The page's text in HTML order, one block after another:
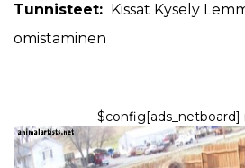
Tunnisteet: Kissat Kysely
omistaminen
$config[ads_netboard]